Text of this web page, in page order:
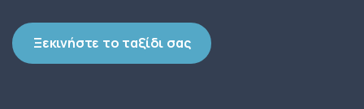
Ξεκινήστε το ταξίδι σας